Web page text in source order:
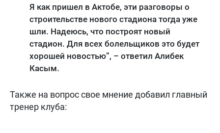
Я как пришел в Актобе, эти разговоры о
строительстве нового стадиона тогда уже
шли. Надеюсь, что построят новый
стадион. Для всех болельщиков это будет
хорошей новостью”, – ответил Алибек
Касым.
Также на вопрос свое мнение добавил главный
тренер клуба: